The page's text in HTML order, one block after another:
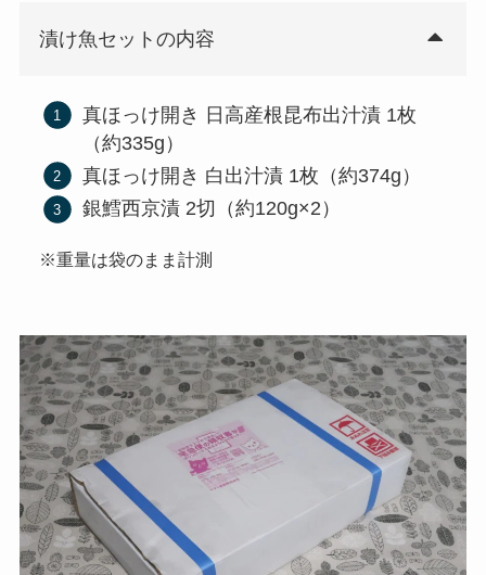
漬け魚セットの内容
真ほっけ開き 日高産根昆布出汁漬 1枚
（約335g）
真ほっけ開き 白出汁漬 1枚（約374g）
銀鱈西京漬 2切（約120g×2）
※重量は袋のまま計測